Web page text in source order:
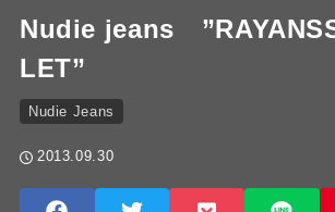
Nudie jeans
LET”
Nudie Jeans
2013.09.30